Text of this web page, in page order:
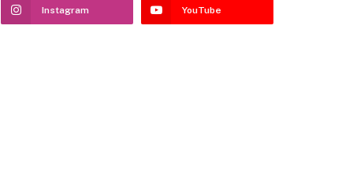
Instagram YouTube